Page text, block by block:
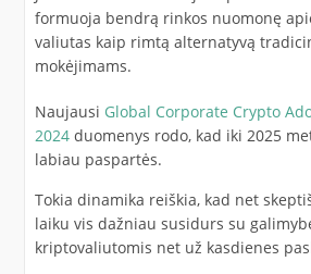
formuoja bendrą rinkos nuomonę
valiutas kaip rimtą alternatyvą
mokėjimams.
Naujausi Global Corporate Crypto
2024duomenys rodo, kad iki 2025
labiau paspartės.
Tokia dinamika reiškia, kad net
laiku vis dažniau susidurs su
kriptovaliutomis net už kasdienes